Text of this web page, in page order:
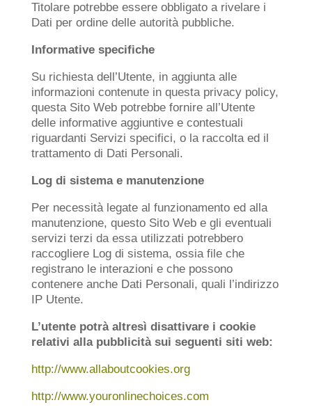
Titolare potrebbe essere obbligato a rivelare i
Dati per ordine delle autorità pubbliche.
Informative specifiche
Su richiesta dell’Utente, in aggiunta alle
informazioni contenute in questa privacy policy,
questa Sito Web potrebbe fornire all’Utente
delle informative aggiuntive e contestuali
riguardanti Servizi specifici, o la raccolta ed il
trattamento di Dati Personali.
Log di sistema e manutenzione
Per necessità legate al funzionamento ed alla
manutenzione, questo Sito Web e gli eventuali
servizi terzi da essa utilizzati potrebbero
raccogliere Log di sistema, ossia file che
registrano le interazioni e che possono
contenere anche Dati Personali, quali l’indirizzo
IP Utente.
L’utente potrà altresì disattivare i cookie
relativi alla pubblicità sui seguenti siti web:
http://www.allaboutcookies.org
http://www.youronlinechoices.com